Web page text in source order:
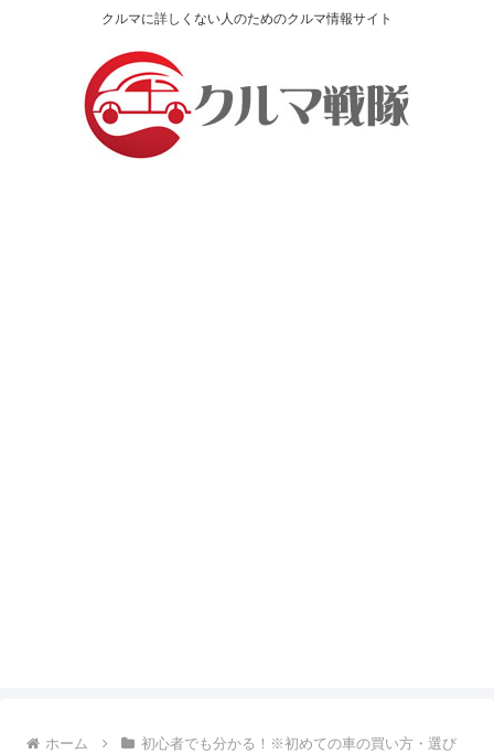
クルマに詳しくない人のためのクルマ情報サイト
ホーム
初心者でも分かる！※初めての車の買い方・選び